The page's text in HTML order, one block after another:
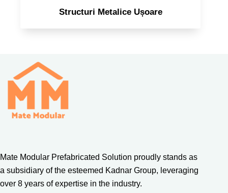
Structuri Metalice Ușoare
Mate Modular Prefabricated Solution proudly stands as
a subsidiary of the esteemed Kadnar Group, leveraging
over 8 years of expertise in the industry.